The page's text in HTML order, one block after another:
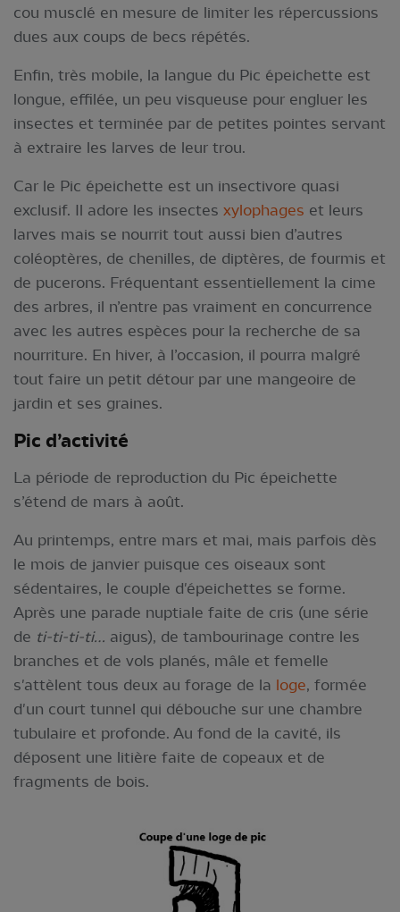
cou musclé en mesure de limiter les répercussions
dues aux coups de becs répétés.
Enfin, très mobile, la langue du Pic épeichette est
longue, effilée, un peu visqueuse pour engluer les
insectes et terminée par de petites pointes servant
à extraire les larves de leur trou.
Car le Pic épeichette est un insectivore quasi
exclusif. Il adore les insectes xylophages et leurs
larves mais se nourrit tout aussi bien d’autres
coléoptères, de chenilles, de diptères, de fourmis et
de pucerons. Fréquentant essentiellement la cime
des arbres, il n’entre pas vraiment en concurrence
avec les autres espèces pour la recherche de sa
nourriture. En hiver, à l’occasion, il pourra malgré
tout faire un petit détour par une mangeoire de
jardin et ses graines.
Pic d’activité
La période de reproduction du Pic épeichette
s’étend de mars à août.
Au printemps, entre mars et mai, mais parfois dès
le mois de janvier puisque ces oiseaux sont
sédentaires, le couple d'épeichettes se forme.
Après une parade nuptiale faite de cris (une série
de ti-ti-ti-ti… aigus), de tambourinage contre les
branches et de vols planés, mâle et femelle
s'attèlent tous deux au forage de la loge, formée
d'un court tunnel qui débouche sur une chambre
tubulaire et profonde. Au fond de la cavité, ils
déposent une litière faite de copeaux et de
fragments de bois.